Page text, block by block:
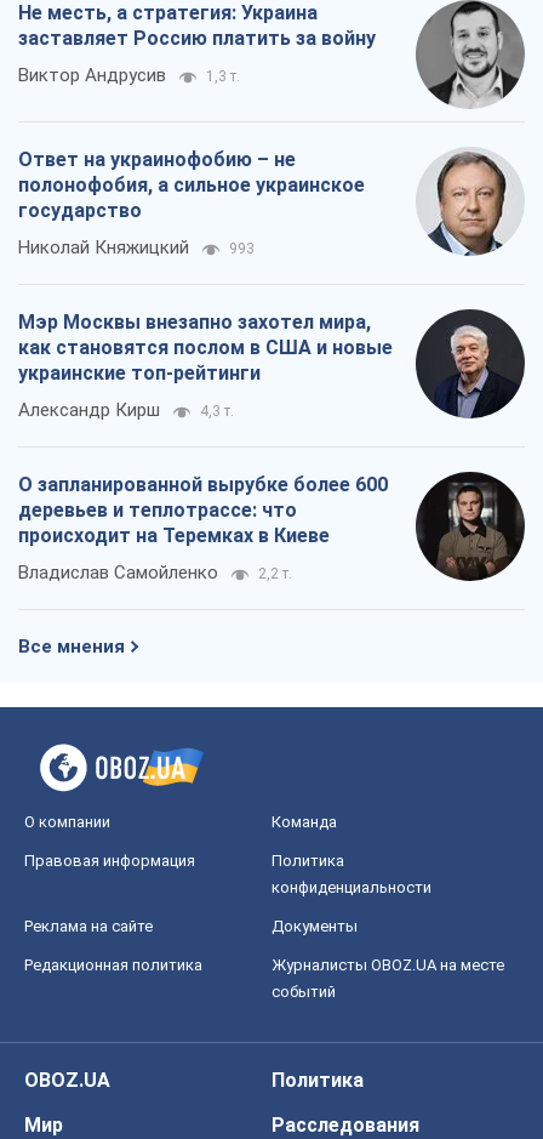
Не месть, а стратегия: Украина
заставляет Россию платить за войну
Виктор Андрусив 1,3 т.
Ответ на украинофобию – не
полонофобия, а сильное украинское
государство
Николай Княжицкий 993
Мэр Москвы внезапно захотел мира,
как становятся послом в США и новые
украинские топ-рейтинги
Александр Кирш 4,3 т.
О запланированной вырубке более 600
деревьев и теплотрассе: что
происходит на Теремках в Киеве
Владислав Самойленко 2,2 т.
Все мнения
О компании Команда
Правовая информация
Политика
конфиденциальности
Реклама на сайте Документы
Редакционная политика
Журналисты OBOZ.UA на месте
событий
OBOZ.UA
Политика
Мир
Расследования